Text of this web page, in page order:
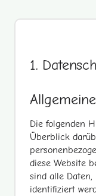
1.
Die folgenden
Überblick
diese Website
sind alle
identifiziert